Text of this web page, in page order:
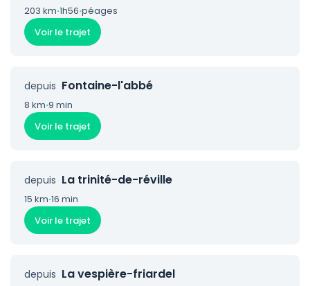
203 km·1h56·péages
Voir le trajet
depuis Fontaine-l'abbé
8 km·9 min
Voir le trajet
depuis La trinité-de-réville
15 km·16 min
Voir le trajet
depuis La vespière-friardel